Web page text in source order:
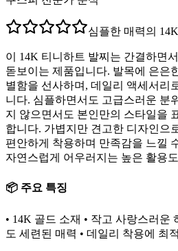
심플한 매력의
이 14K 티니하트 발찌는 간결하면
돋보이는 제품입니다. 발목에 은은
별함을 선사하며, 데일리 액세서리
니다. 심플하면서도 고급스러운 분
지 않으면서도 본인만의 스타일을
합니다. 가볍지만 견고한 디자인으
편안하게 착용하며 만족감을 느낄
자연스럽게 어우러지는 높은 활용
📦 주요 특징
• 14K 골드 소재 • 작고 사랑스러운
도 세련된 매력 • 데일리 착용에 최